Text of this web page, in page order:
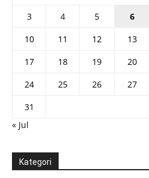
3
4 5 6
10
11 12 13
17
18 19 20
24
25 26 27
31
« Jul
Kategori